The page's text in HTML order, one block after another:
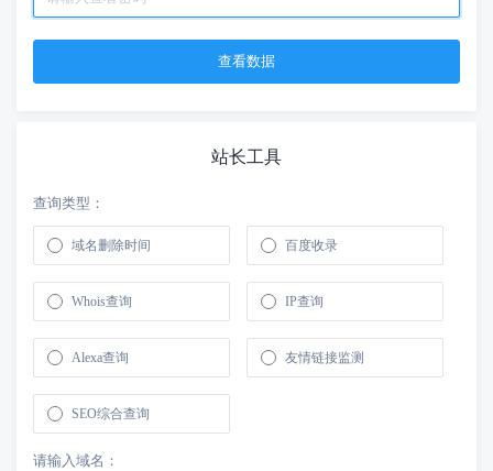
站长工具
查询类型：
域名删除时间 百度收录
Whois查询 IP查询
Alexa查询 友情链接监测
SEO综合查询
请输入域名：